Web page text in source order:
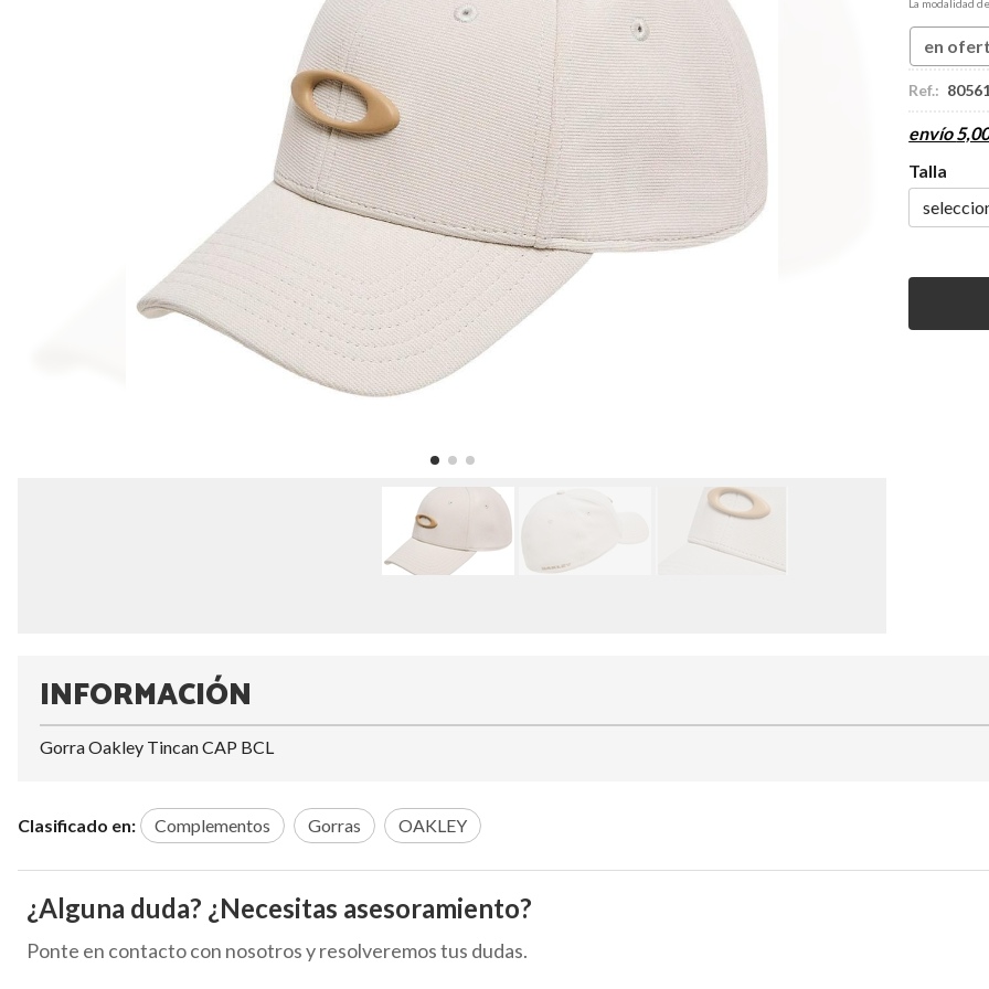
La modalidad
en
Ref.:
envío
Talla
INFORMACIÓN
Gorra Oakley Tincan CAP BCL
Clasificado en: Complementos Gorras OAKLEY
¿Alguna duda? ¿Necesitas asesoramiento?
Ponte en contacto con nosotros y resolveremos tus dudas.